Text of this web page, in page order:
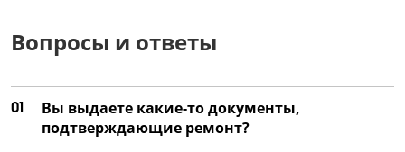
Вопросы и ответы
01
Вы выдаете какие-то документы,
подтверждающие ремонт?